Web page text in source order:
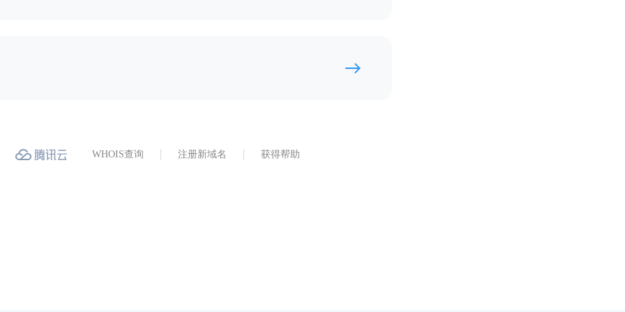
WHOIS查询 注册新域名 获得帮助